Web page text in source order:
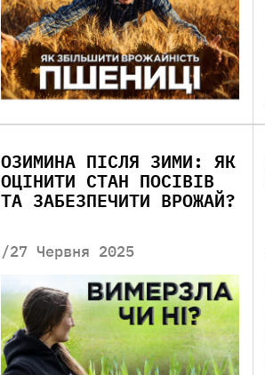
ОЗИМИНА ПІСЛЯ ЗИМИ: ЯК
ОЦІНИТИ СТАН ПОСІВІВ
ТА ЗАБЕЗПЕЧИТИ ВРОЖАЙ?
/27 Червня 2025